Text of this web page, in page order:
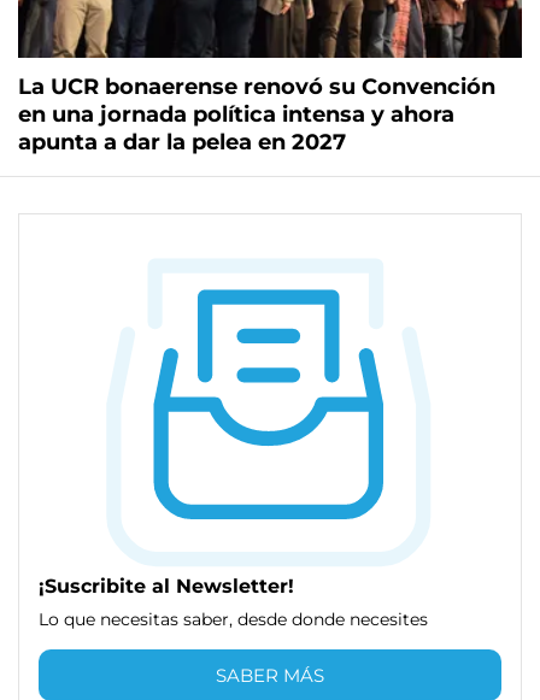
La UCR bonaerense renovó su Convención
en una jornada política intensa y ahora
apunta a dar la pelea en 2027
¡Suscribite al Newsletter!
Lo que necesitas saber, desde donde necesites
SABER MÁS